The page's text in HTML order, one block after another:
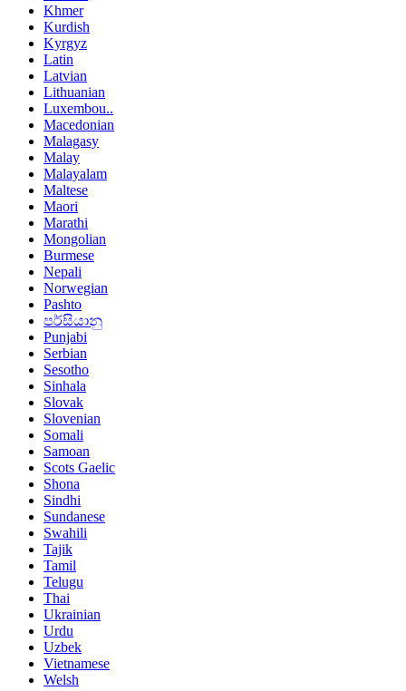
Khmer
Kurdish
Kyrgyz
Latin
Latvian
Lithuanian
Luxembou..
Macedonian
Malagasy
Malay
Malayalam
Maltese
Maori
Marathi
Mongolian
Burmese
Nepali
Norwegian
Pashto
පර්සියානු
Punjabi
Serbian
Sesotho
Sinhala
Slovak
Slovenian
Somali
Samoan
Scots Gaelic
Shona
Sindhi
Sundanese
Swahili
Tajik
Tamil
Telugu
Thai
Ukrainian
Urdu
Uzbek
Vietnamese
Welsh